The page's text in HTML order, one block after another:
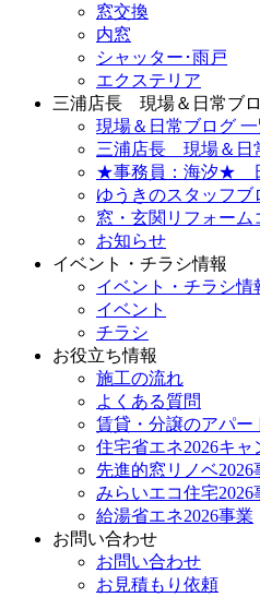
窓交換
内窓
シャッター･雨戸
エクステリア
三浦店長 現場＆日常ブ
現場＆日常ブログ 一
三浦店長 現場＆日
★事務員：海汐★
ゆうきのスタッフブ
窓・玄関リフォーム
お知らせ
イベント・チラシ情報
イベント・チラシ情
イベント
チラシ
お役立ち情報
施工の流れ
よくある質問
賃貸・分譲のアパー
住宅省エネ2026キャ
先進的窓リノベ2026
みらいエコ住宅2026
給湯省エネ2026事業
お問い合わせ
お問い合わせ
お見積もり依頼